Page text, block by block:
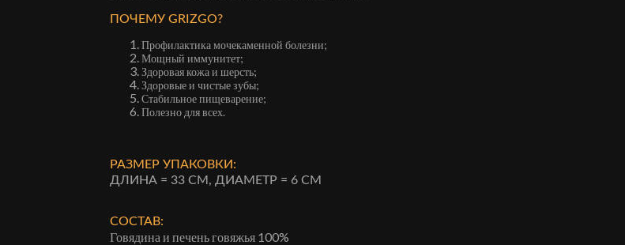
ПОЧЕМУ GRIZGO?
Профилактика мочекаменной болезни;
Мощный иммунитет;
Здоровая кожа и шерсть;
Здоровые и чистые зубы;
Стабильное пищеварение;
Полезно для всех.
РАЗМЕР УПАКОВКИ:
ДЛИНА = 33 СМ, ДИАМЕТР = 6 СМ
СОСТАВ:
Говядина и печень говяжья 100%